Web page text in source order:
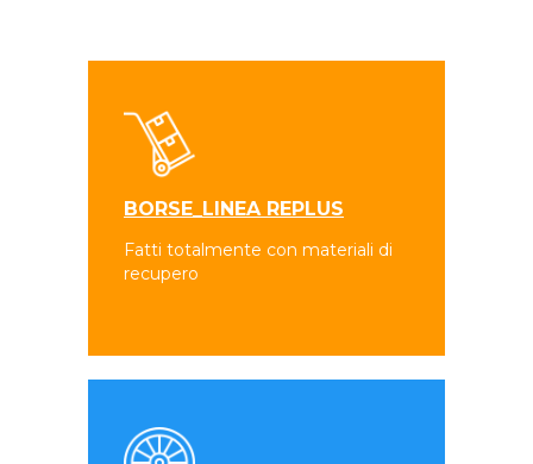
BORSE_LINEA REPLUS
Fatti totalmente con materiali di
recupero